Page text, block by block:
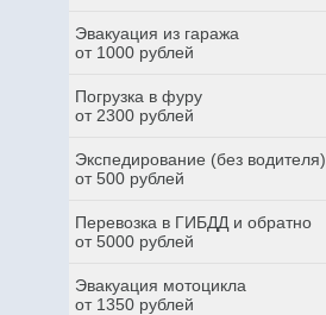
Эвакуация из гаража
от 1000 рублей
Погрузка в фуру
от 2300 рублей
Экспедирование (без водителя)
от 500 рублей
Перевозка в ГИБДД и обратно
от 5000 рублей
Эвакуация мотоцикла
от 1350 рублей